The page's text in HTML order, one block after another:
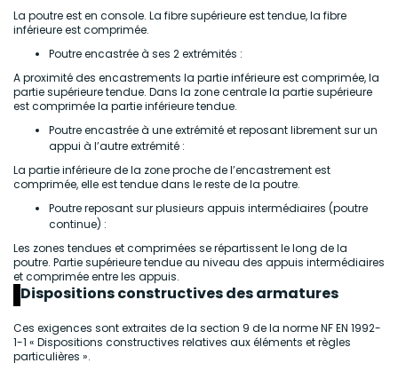
La poutre est en console. La fibre supérieure est tendue, la fibre
inférieure est comprimée.
Poutre encastrée à ses 2 extrémités :
A proximité des encastrements la partie inférieure est comprimée, la
partie supérieure tendue. Dans la zone centrale la partie supérieure
est comprimée la partie inférieure tendue.
Poutre encastrée à une extrémité et reposant librement sur un
appui à l’autre extrémité :
La partie inférieure de la zone proche de l’encastrement est
comprimée, elle est tendue dans le reste de la poutre.
Poutre reposant sur plusieurs appuis intermédiaires (poutre
continue) :
Les zones tendues et comprimées se répartissent le long de la
poutre. Partie supérieure tendue au niveau des appuis intermédiaires
et comprimée entre les appuis.
Dispositions constructives des armatures
Ces exigences sont extraites de la section 9 de la norme NF EN 1992-
1-1 « Dispositions constructives relatives aux éléments et règles
particulières ».